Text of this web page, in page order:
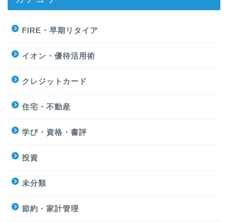
FIRE・早期リタイア
イオン・優待活用術
クレジットカード
住宅・不動産
学び・資格・書評
投資
未分類
節約・家計管理